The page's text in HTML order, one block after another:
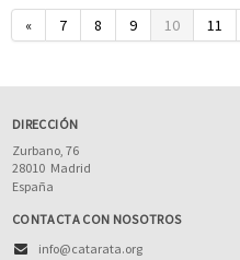
« 7 8 9 10 11
DIRECCIÓN
Zurbano, 76
28010 Madrid
España
CONTACTA CON NOSOTROS
info@catarata.org